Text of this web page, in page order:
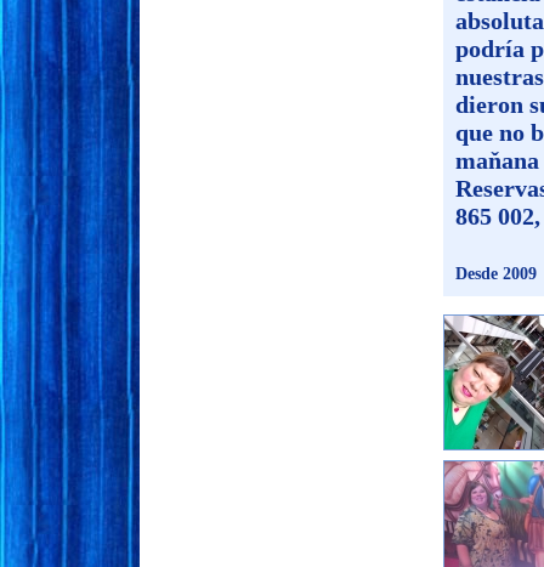
podría
dieron
que no
865
Desde 2009